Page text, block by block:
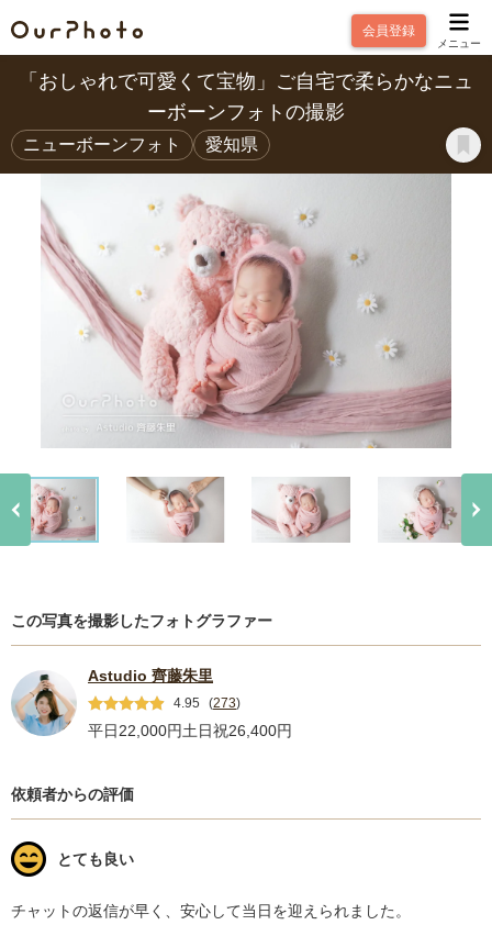
会員登録
メニュー
「おしゃれで可愛くて宝物」ご自宅で柔らかなニュ
ーボーンフォトの撮影
ニューボーンフォト 愛知県
この写真を撮影したフォトグラファー
Astudio 齊藤朱里
4.95 (273)
平日22,000円土日祝26,400円
依頼者からの評価
とても良い
チャットの返信が早く、安心して当日を迎えられました。